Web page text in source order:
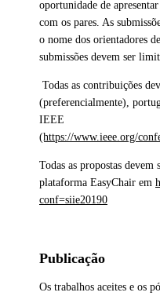
oportunidade de
com os pares. As
o nome dos orientadores
submissões devem ser
Todas as contribuições
(preferencialmente),
IEEE
(https://www.ieee.org/
Todas as propostas devem
plataforma EasyChair em
conf=siie20190
Publicação
Os trabalhos aceites e os